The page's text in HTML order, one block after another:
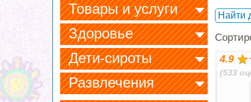
Товары и услуги
Здоровье
Дети-сироты
Развлечения
Найти
4.9
(533